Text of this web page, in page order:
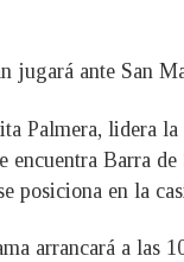
jugará ante San
Palmera, lidera
encuentra Barra
posiciona en la
arrancará a las